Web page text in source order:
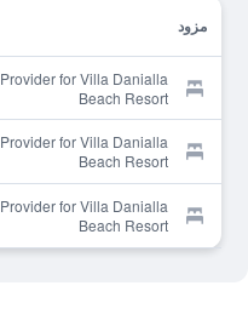
مزود
Provider for Villa Danialla
Beach Resort
Provider for Villa Danialla
Beach Resort
Provider for Villa Danialla
Beach Resort